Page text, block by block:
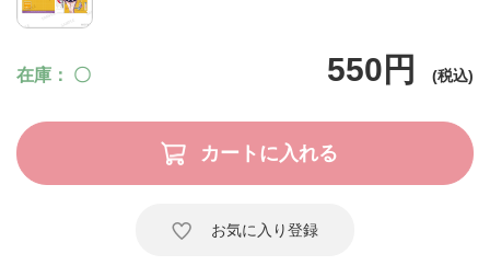
在庫 〇 550円
お気に入り登録